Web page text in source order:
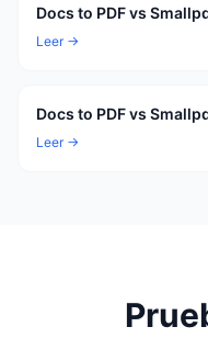
Docs to PDF vs
Leer →
Docs to PDF vs
Leer →